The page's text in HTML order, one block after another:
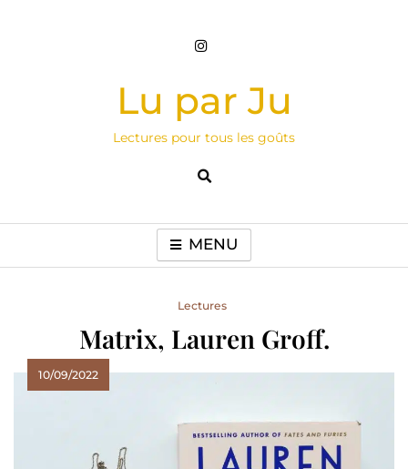
Lu par Ju
Lectures pour tous les goûts
MENU
Lectures
Matrix, Lauren Groff.
10/09/2022